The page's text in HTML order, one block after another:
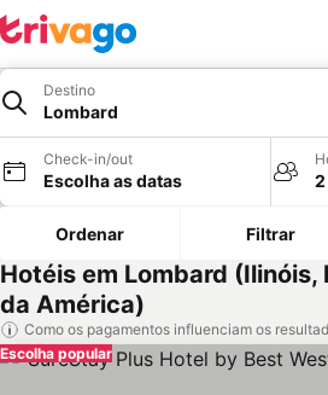
Destino
Lombard
Check-in/out
Escolha as datas
Ordenar Filtrar
Hotéis em Lombard (Ilinóis,
da América)
Como os pagamentos influenciam os
Escolha popular